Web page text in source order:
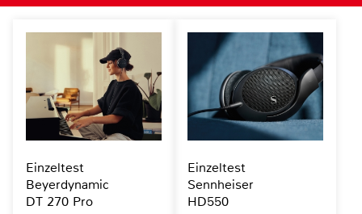
Einzeltest
Beyerdynamic
DT 270 Pro
Einzeltest
Sennheiser
HD550